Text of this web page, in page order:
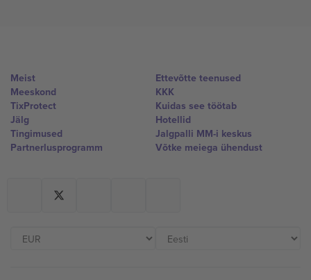
Meist
Meeskond
TixProtect
Jälg
Tingimused
Partnerlusprogramm
Ettevõtte teenused
KKK
Kuidas see töötab
Hotellid
Jalgpalli MM-i keskus
Võtke meiega ühendust